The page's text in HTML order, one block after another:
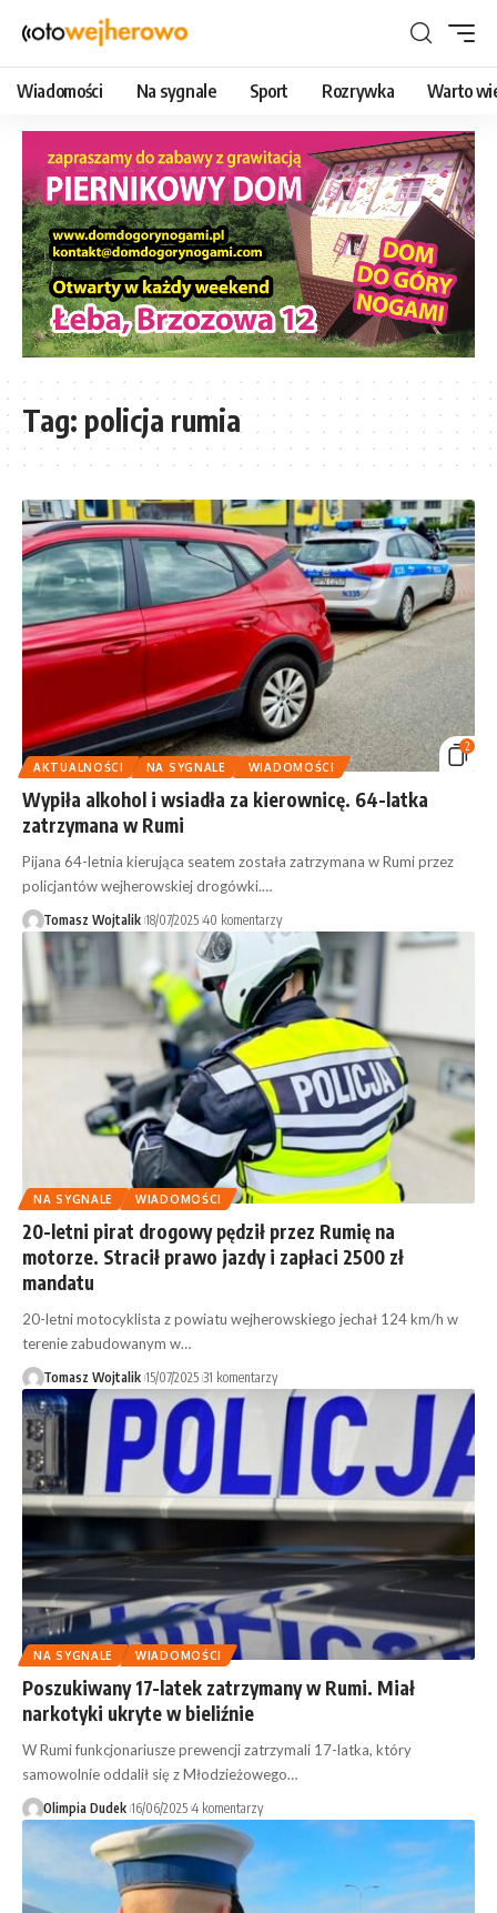
Wiadomości Na sygnale Sport Rozrywka Warto
Tag: policja rumia
2
AKTUALNOŚCI
NA SYGNALE WIADOMOŚCI
Wypiła alkohol i wsiadła za kierownicę. 64-latka
zatrzymana w Rumi
Pijana 64-letnia kierująca seatem została zatrzymana w Rumi przez
policjantów wejherowskiej drogówki.…
Tomasz Wojtalik 18/07/2025 40 komentarzy
NA SYGNALE WIADOMOŚCI
20-letni pirat drogowy pędził przez Rumię na
motorze. Stracił prawo jazdy i zapłaci 2500 zł
mandatu
20-letni motocyklista z powiatu wejherowskiego jechał 124 km/h w
terenie zabudowanym w…
Tomasz Wojtalik 15/07/2025 31 komentarzy
NA SYGNALE WIADOMOŚCI
Poszukiwany 17-latek zatrzymany w Rumi. Miał
narkotyki ukryte w bieliźnie
W Rumi funkcjonariusze prewencji zatrzymali 17-latka, który
samowolnie oddalił się z Młodzieżowego…
Olimpia Dudek 16/06/2025 4 komentarzy